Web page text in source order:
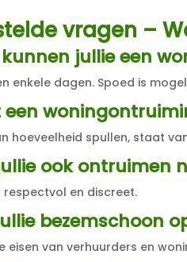
vragen –
kunnen jullie een
enkele dagen. Spoed is
hoeveelheid spullen, staat
ook ontruimen
respectvol en discreet.
bezemschoon
eisen van verhuurders en